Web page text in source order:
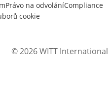
Právo na odvoláníCompliance
cookie
© 2026 WITT International